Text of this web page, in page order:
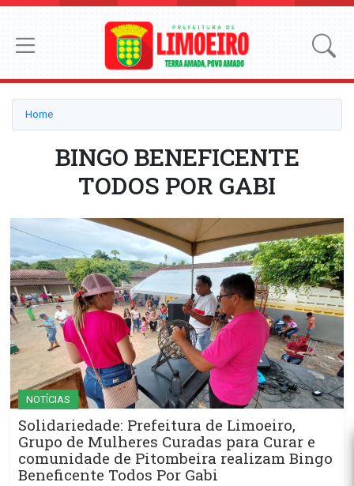
Home
BINGO BENEFICENTE
TODOS POR GABI
NOTÍCIAS
Solidariedade: Prefeitura de Limoeiro,
Grupo de Mulheres Curadas para Curar e
comunidade de Pitombeira realizam Bingo
Beneficente Todos Por Gabi